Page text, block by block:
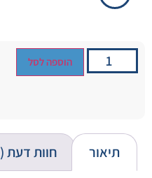
הוספה לסל
תיאור חוות דעת (0)